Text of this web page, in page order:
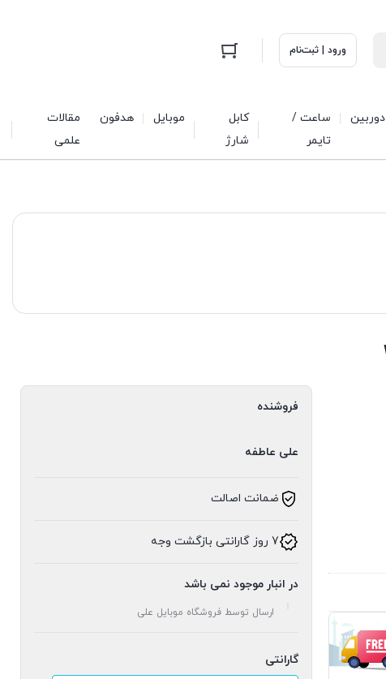
ورود | ثبت‌نام
دوربین
ساعت /
تایمر
کابل
شارژ
موبایل هدفون
مقالات
علمی
فروشنده
علی عاطفه
ضمانت اصالت
7 روز گارانتی بازگشت وجه
در انبار موجود نمی باشد
ارسال توسط فروشگاه موبایل علی
گارانتی